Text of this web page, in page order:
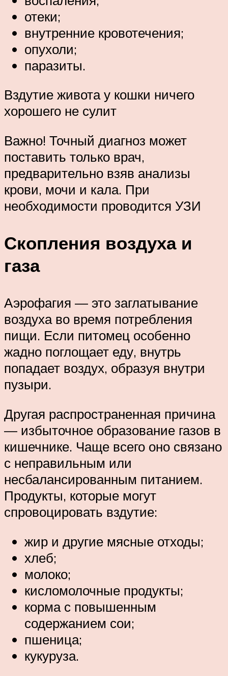
отеки;
внутренние кровотечения;
опухоли;
паразиты.
Вздутие живота у кошки ничего
хорошего не сулит
Важно! Точный диагноз может
поставить только врач,
предварительно взяв анализы
крови, мочи и кала. При
необходимости проводится УЗИ
Скопления воздуха и
газа
Аэрофагия — это заглатывание
воздуха во время потребления
пищи. Если питомец особенно
жадно поглощает еду, внутрь
попадает воздух, образуя внутри
пузыри.
Другая распространенная причина
— избыточное образование газов в
кишечнике. Чаще всего оно связано
с неправильным или
несбалансированным питанием.
Продукты, которые могут
спровоцировать вздутие:
жир и другие мясные отходы;
хлеб;
молоко;
кисломолочные продукты;
корма с повышенным
содержанием сои;
пшеница;
кукуруза.